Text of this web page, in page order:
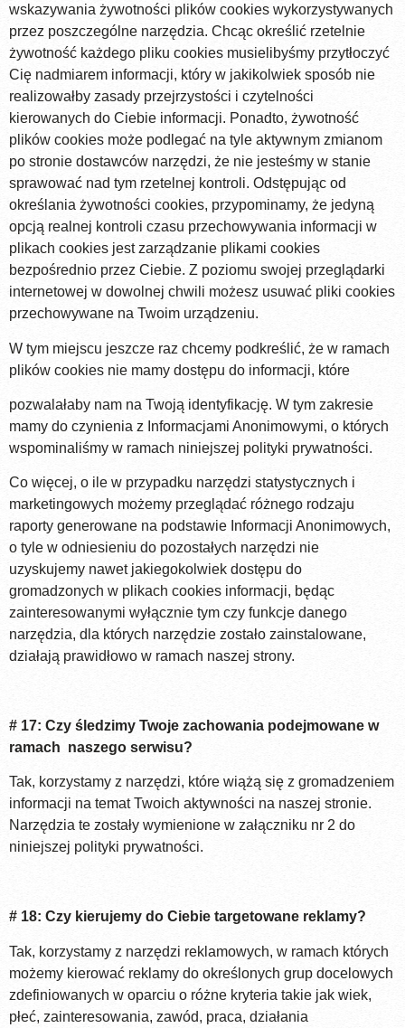
wskazywania żywotności plików cookies wykorzystywanych
przez poszczególne narzędzia. Chcąc określić rzetelnie
żywotność każdego pliku cookies musielibyśmy przytłoczyć
Cię nadmiarem informacji, który w jakikolwiek sposób nie
realizowałby zasady przejrzystości i czytelności
kierowanych do Ciebie informacji. Ponadto, żywotność
plików cookies może podlegać na tyle aktywnym zmianom
po stronie dostawców narzędzi, że nie jesteśmy w stanie
sprawować nad tym rzetelnej kontroli. Odstępując od
określania żywotności cookies, przypominamy, że jedyną
opcją realnej kontroli czasu przechowywania informacji w
plikach cookies jest zarządzanie plikami cookies
bezpośrednio przez Ciebie. Z poziomu swojej przeglądarki
internetowej w dowolnej chwili możesz usuwać pliki cookies
przechowywane na Twoim urządzeniu.
W tym miejscu jeszcze raz chcemy podkreślić, że w ramach
plików cookies nie mamy dostępu do informacji, które
pozwalałaby nam na Twoją identyfikację. W tym zakresie
mamy do czynienia z Informacjami Anonimowymi, o których
wspominaliśmy w ramach niniejszej polityki prywatności.
Co więcej, o ile w przypadku narzędzi statystycznych i
marketingowych możemy przeglądać różnego rodzaju
raporty generowane na podstawie Informacji Anonimowych,
o tyle w odniesieniu do pozostałych narzędzi nie
uzyskujemy nawet jakiegokolwiek dostępu do
gromadzonych w plikach cookies informacji, będąc
zainteresowanymi wyłącznie tym czy funkcje danego
narzędzia, dla których narzędzie zostało zainstalowane,
działają prawidłowo w ramach naszej strony.
# 17: Czy śledzimy Twoje zachowania podejmowane w
ramach naszego serwisu?
Tak, korzystamy z narzędzi, które wiążą się z gromadzeniem
informacji na temat Twoich aktywności na naszej stronie.
Narzędzia te zostały wymienione w załączniku nr 2 do
niniejszej polityki prywatności.
# 18: Czy kierujemy do Ciebie targetowane reklamy?
Tak, korzystamy z narzędzi reklamowych, w ramach których
możemy kierować reklamy do określonych grup docelowych
zdefiniowanych w oparciu o różne kryteria takie jak wiek,
płeć, zainteresowania, zawód, praca, działania